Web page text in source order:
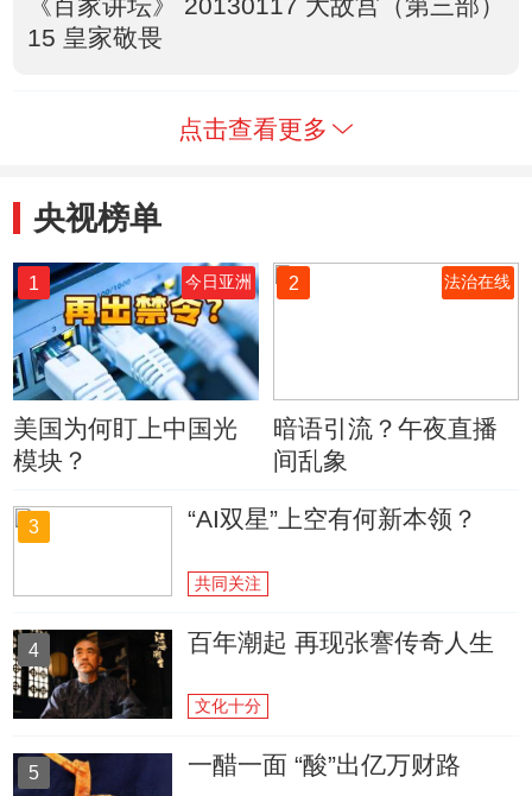
《百家讲坛》 20130117 大故宫（第三部）
15 皇家敬畏
点击查看更多
央视榜单
1 今日亚洲
美国为何盯上中国光
模块？
2 法治在线
暗语引流？午夜直播
间乱象
3 “AI双星”上空有何新本领？
共同关注
4 百年潮起 再现张謇传奇人生
文化十分
5 一醋一面 “酸”出亿万财路